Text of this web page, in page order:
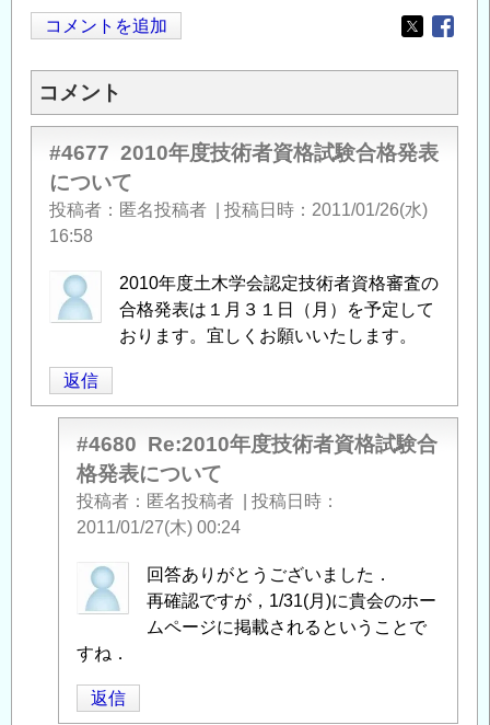
コメントを追加
Opens in
コメント
#4677 2010年度技術者資格試験合格発表
について
投稿者 匿名投稿者 投稿日時
2011/01/26(水)
16:58
2010年度土木学会認定技術者資格審査の
合格発表は１月３１日（月）を予定して
おります。宜しくお願いいたします。
返信
#4680 Re:2010年度技術者資格試験合
格発表について
投稿者 匿名投稿者
投稿日時
2011/01/27(木) 00:24
匿
名
稿
に
回答ありがとうございました．
再確認ですが，1/31(月)に貴会のホー
ムページに掲載されるということで
すね．
返信